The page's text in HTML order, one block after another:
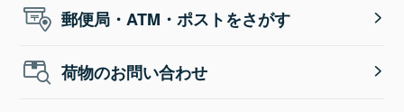
郵便局・ATM・ポストをさがす
荷物のお問い合わせ